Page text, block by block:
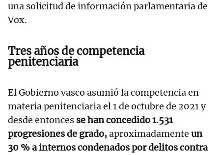
una solicitud de información parlamentaria de
Vox.
Tres años de competencia
penitenciaria
El Gobierno vasco asumió la competencia en
materia penitenciaria el 1 de octubre de 2021 y
desde entonces se han concedido 1.531
progresiones de grado,aproximadamente un
30 % a internos condenados por delitos contra